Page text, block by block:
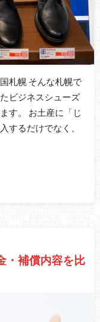
札幌 そんな札幌で
ビジネスシューズ
す。 お土産に「じ
するだけでなく、
・補償内容を比